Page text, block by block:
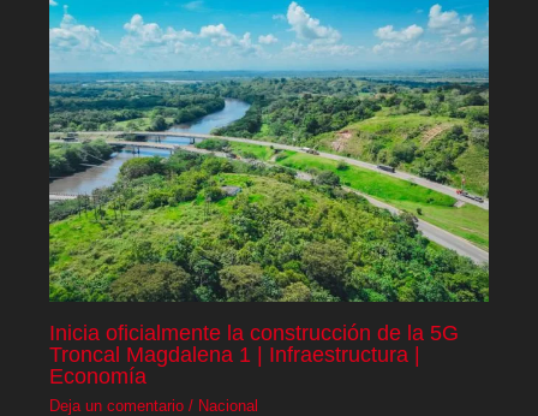
Inicia oficialmente la construcción de la 5G
Troncal Magdalena 1 | Infraestructura |
Economía
Deja un comentario / Nacional